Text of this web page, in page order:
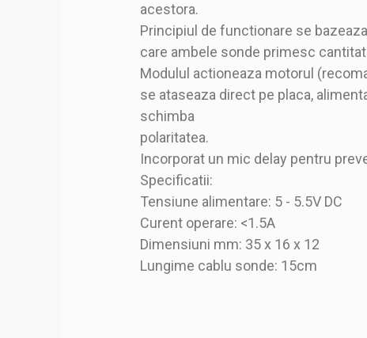
acestora.
Principiul de functionare se
care ambele sonde primesc
Modulul actioneaza motorul
se ataseaza direct pe placa,
schimba
polaritatea.
Incorporat un mic delay pentru
Specificatii:
Tensiune alimentare: 5 - 5.5V DC
Curent operare: <1.5A
Dimensiuni mm: 35 x 16 x 12
Lungime cablu sonde: 15cm